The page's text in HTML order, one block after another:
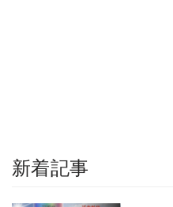
新着記事